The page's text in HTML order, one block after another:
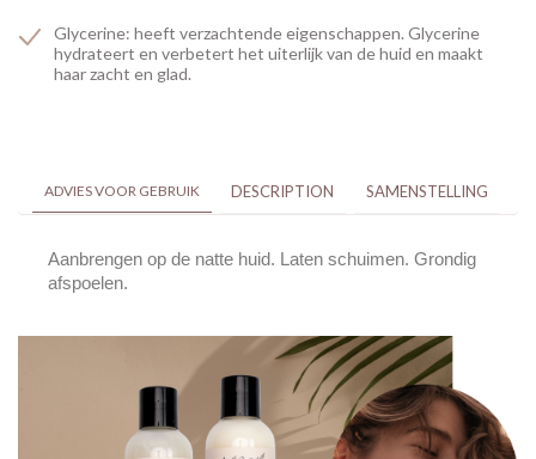
Glycerine: heeft verzachtende eigenschappen. Glycerine
hydrateert en verbetert het uiterlijk van de huid en maakt
haar zacht en glad.
ADVIES VOOR GEBRUIK DESCRIPTION SAMENSTELLING
Aanbrengen op de natte huid. Laten schuimen. Grondig
afspoelen.